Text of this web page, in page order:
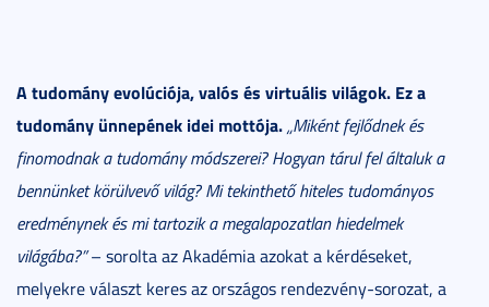
A tudomány evolúciója, valós és virtuális világok. Ez a
tudomány ünnepének idei mottója.„Miként fejlődnek és
finomodnak a tudomány módszerei? Hogyan tárul fel általuk a
bennünket körülvevő világ? Mi tekinthető hiteles tudományos
eredménynek és mi tartozik a megalapozatlan hiedelmek
világába?”– sorolta az Akadémia azokat a kérdéseket,
melyekre választ keres az országos rendezvény-sorozat, a